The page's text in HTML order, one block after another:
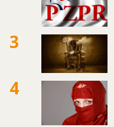
3
4